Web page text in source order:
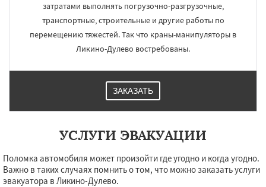
затратами выполнять погрузочно-разгрузочные,
транспортные, строительные и другие работы по
перемещению тяжестей. Так что краны-манипуляторы в
Ликино-Дулево востребованы.
ЗАКАЗАТЬ
УСЛУГИ ЭВАКУАЦИИ
Поломка автомобиля может произойти где угодно и когда угодно.
Важно в таких случаях помнить о том, что можно заказать услуги
эвакуатора в Ликино-Дулево.